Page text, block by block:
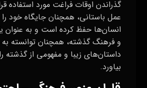
قلیان در تاریخ به عنوان یک عنصر
اجتماعی، در اقصی نقاط جهان نفوذ
عادت باستانی، نه تنها در
خاورمیانه محبوبیت داشته، بلکه در
نیز جای خود را داشته است. از
گرفته تا امروز، قلیان با تغییرات
شکل، و مواد استفاده شده در آن،